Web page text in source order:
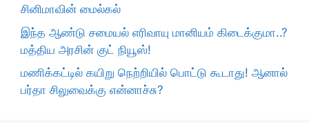
சினிமாவின் மைல்கல்
இந்த ஆண்டு சமையல் எரிவாயு மானியம் கிடைக்குமா..?
மத்திய அரசின் குட் நியூஸ்!
மணிக்கட்டில் கயிறு நெற்றியில் பொட்டு கூடாது! ஆனால்
பர்தா சிலுவைக்கு என்னாச்சு?